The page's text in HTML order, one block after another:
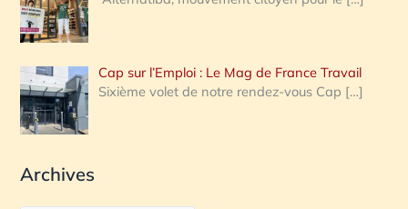
Cap sur l’Emploi : Le Mag de France Travail
Sixième volet de notre rendez-vous Cap […]
Archives